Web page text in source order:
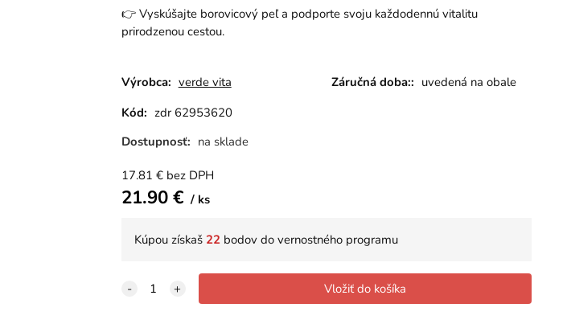
👉 Vyskúšajte borovicový peľ a podporte svoju každodennú vitalitu
prirodzenou cestou.
Výrobca: verde vita Záručná doba:: uvedená na obale
Kód: zdr 62953620
Dostupnosť: na sklade
17.81 € bez DPH
21.90€ ks
Kúpou získaš 22bodov do vernostného programu